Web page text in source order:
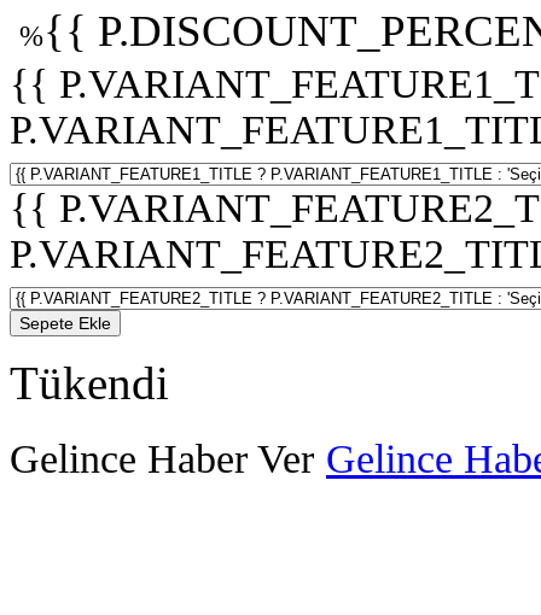
%{{
{{
{{
Sepete Ekle
Tükendi
Gelince Haber Ver Gelince